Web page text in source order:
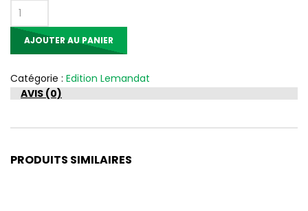
quantité
de
3285
AJOUTER AU PANIER
Catégorie : Edition Lemandat
AVIS (0)
PRODUITS SIMILAIRES